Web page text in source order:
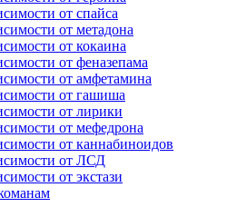
от спайса
от метадона
от кокаина
от феназепама
от амфетамина
от гашиша
от лирики
от мефедрона
от каннабиноидов
от ЛСД
от экстази